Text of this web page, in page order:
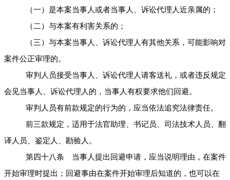
（一）是本案当事人或者当事人、诉讼代理人近亲属的；
（二）与本案有利害关系的；
（三）与本案当事人、诉讼代理人有其他关系，可能影响对
案件公正审理的。
审判人员接受当事人、诉讼代理人请客送礼，或者违反规定
会见当事人、诉讼代理人的，当事人有权要求他们回避。
审判人员有前款规定的行为的，应当依法追究法律责任。
前三款规定，适用于法官助理、书记员、司法技术人员、翻
译人员、鉴定人、勘验人。
第四十八条 当事人提出回避申请，应当说明理由，在案件
开始审理时提出；回避事由在案件开始审理后知道的，也可以在